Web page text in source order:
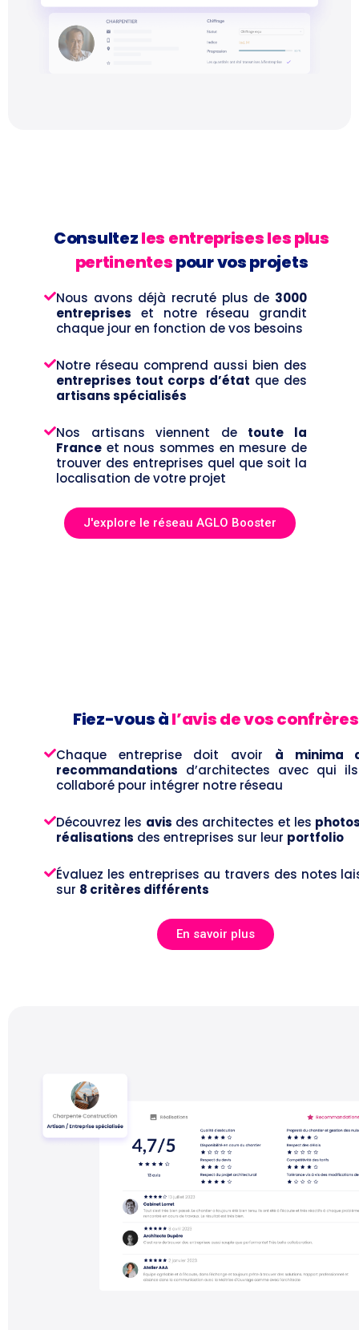
Consultezles entreprises les plus
pertinentespour vos projets
Nous avons déjà recruté plus de 3000
entreprises et notre réseau grandit
chaque jour en fonction de vos besoins
Notre réseau comprend aussi bien des
entreprises tout corps d’état que des
artisans spécialisés
Nos artisans viennent de toute la
France et nous sommes en mesure de
trouver des entreprises quel que soit la
localisation de votre projet
J'explore le réseau AGLO Booster
Fiez-vous àl’avis de vos confrères
Chaque entreprise doit avoir à minima
recommandations d’architectes avec qui
collaboré pour intégrer notre réseau
Découvrez les avis des architectes et les
réalisations des entreprises sur leur portfolio
Évaluez les entreprises au travers des notes
sur 8 critères différents
En savoir plus